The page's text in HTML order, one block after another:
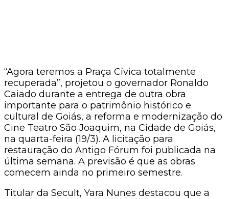
“Agora teremos a Praça Cívica totalmente
recuperada”, projetou o governador Ronaldo
Caiado durante a entrega de outra obra
importante para o patrimônio histórico e
cultural de Goiás, a reforma e modernização do
Cine Teatro São Joaquim, na Cidade de Goiás,
na quarta-feira (19/3). A licitação para
restauração do Antigo Fórum foi publicada na
última semana. A previsão é que as obras
comecem ainda no primeiro semestre.
Titular da Secult, Yara Nunes destacou que a